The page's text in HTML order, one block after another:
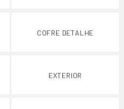
COFRE DETALHE
EXTERIOR